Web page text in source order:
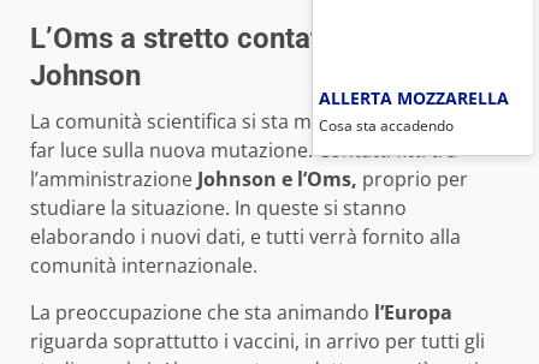
L’Oms a stretto contatto con Boris
Johnson
La comunità scientifica si sta muovendo, proprio per
far luce sulla nuova mutazione. Contatti fitti tra
l’amministrazioneJohnson e l’Oms, proprio per
studiare la situazione. In queste si stanno
elaborando i nuovi dati, e tutti verrà fornito alla
comunità internazionale.
La preoccupazione che sta animando l’Europa
riguarda soprattutto i vaccini, in arrivo per tutti gli
ALLERTA MOZZARELLA
Cosa sta accadendo